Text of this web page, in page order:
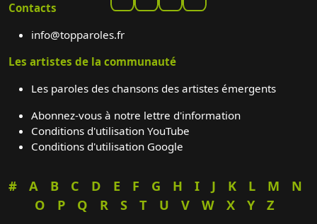
Contacts
info@topparoles.fr
Les artistes de la communauté
Les paroles des chansons des artistes émergents
Abonnez-vous à notre lettre d'information
Conditions d'utilisation YouTube
Conditions d'utilisation Google
# A B C D E F G H I J K L M
N
O
P Q R S T U V W X Y Z